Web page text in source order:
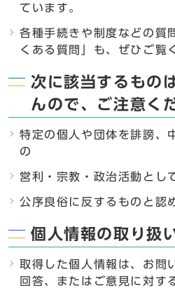
ています。
各種手続きや制度などの質
くある質問」も、ぜひご覧
次に該当するもの
んので、ご注意く
特定の個人や団体を誹謗、
の
営利・宗教・政治活動とし
公序良俗に反するものと認
個人情報の取り扱
取得した個人情報は、お問
回答、またはご意見に対す